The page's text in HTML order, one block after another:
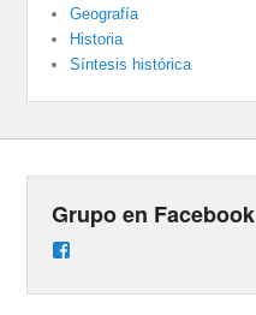
Geografía
Historia
Síntesis histórica
Grupo en Facebook